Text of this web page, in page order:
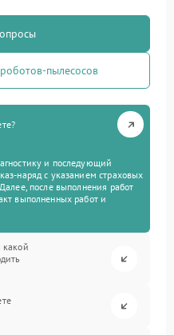
пылесосов
и последующий
наряд с указанием страховых
после выполнения работ
выполненных работ и
какой